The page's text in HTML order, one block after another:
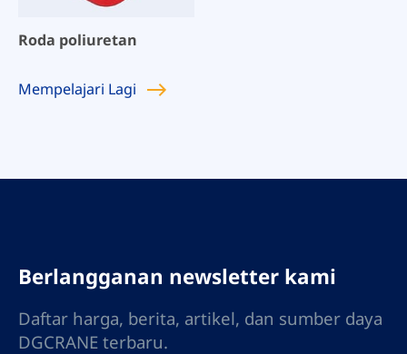
Roda poliuretan
Mempelajari Lagi
Berlangganan newsletter kami
Daftar harga, berita, artikel, dan sumber daya
DGCRANE terbaru.